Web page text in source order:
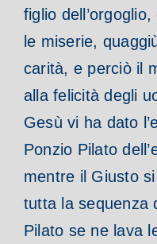
figlio
le miserie,
carità, e perciò il
alla felicità degli
Gesù vi ha dato
Ponzio Pilato
mentre il Giusto
tutta la sequenza
Pilato se ne lava